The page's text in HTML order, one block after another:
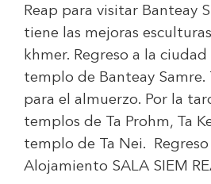
Reap para visitar Banteay
tiene las mejoras
khmer. Regreso a la
templo de Banteay
para el almuerzo. Por la
templos de Ta Prohm, Ta
templo de Ta Nei. Regreso
Alojamiento SALA SIEM